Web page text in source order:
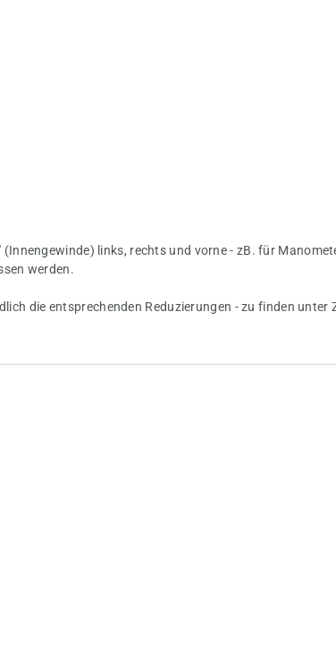
links, rechts und vorne - zB. für
werden.
die entsprechenden Reduzierungen - zu finden